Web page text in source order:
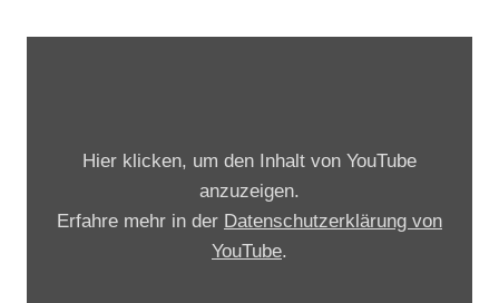
Hier klicken, um den Inhalt von YouTube
anzuzeigen.
Erfahre mehr in der Datenschutzerklärung von
YouTube.